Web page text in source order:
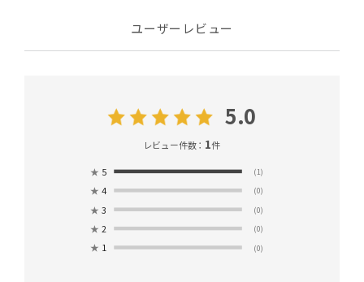
ユーザーレビュー
5.0
レビュー件数： 1件
★ 5 (1)
★ 4 (0)
★ 3 (0)
★ 2 (0)
★ 1 (0)